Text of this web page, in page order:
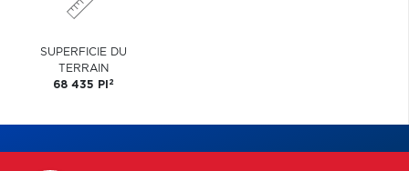
SUPERFICIE DU
TERRAIN
68 435 PI 2